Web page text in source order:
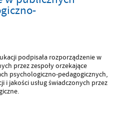
podpisała rozporządzenie w
przez zespoły orzekające
psychologiczno-pedagogicznych,
i jakości usług świadczonych przez